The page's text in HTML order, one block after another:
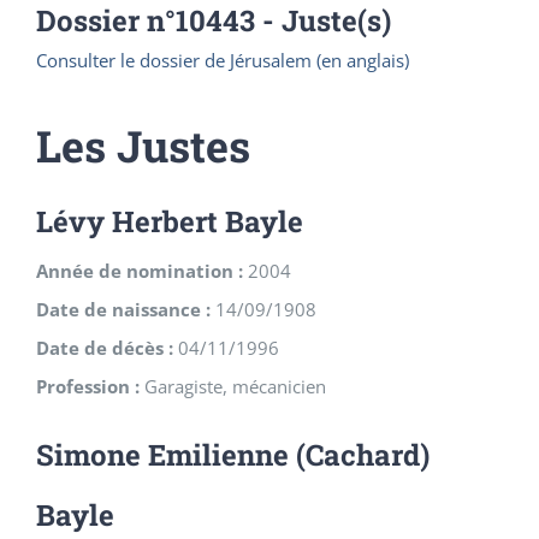
Dossier n°10443 - Juste(s)
Consulter le dossier de Jérusalem (en anglais)
Les Justes
Lévy Herbert Bayle
Année de nomination : 2004
Date de naissance : 14/09/1908
Date de décès : 04/11/1996
Profession : Garagiste, mécanicien
Simone Emilienne (Cachard)
Bayle